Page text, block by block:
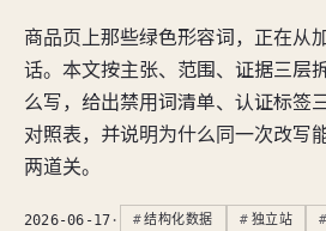
商品页上那些绿色形容词，正在从
话。本文按主张、范围、证据三层
么写，给出禁用词清单、认证标签
对照表，并说明为什么同一次改写
两道关。
2026-06-17 · 结构化数据 独立站